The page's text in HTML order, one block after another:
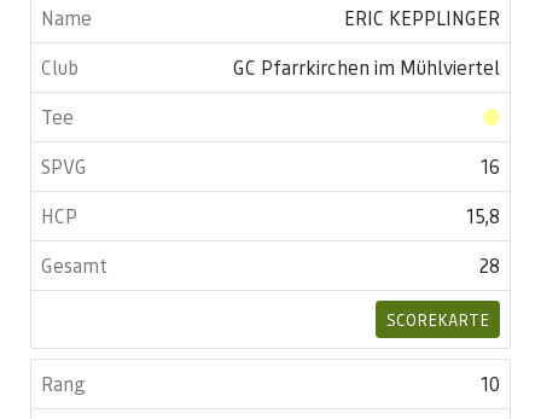
ERIC KEPPLINGER
GC Pfarrkirchen im Mühlviertel
16
15,8
28
SCOREKARTE
10